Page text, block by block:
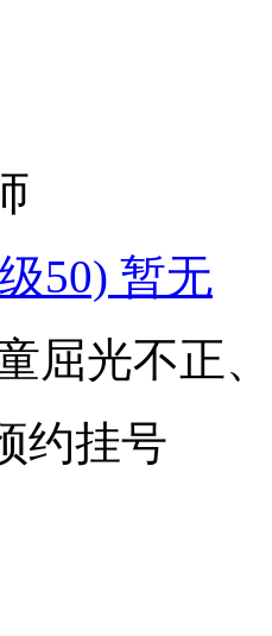
50) 暂无
屈光不正
约挂号